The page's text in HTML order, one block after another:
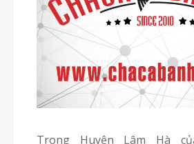
Trong Huyện Lâm Hà của Lâm Đồng,